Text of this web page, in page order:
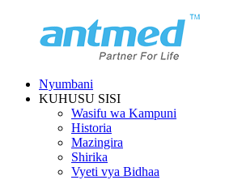
Nyumbani
KUHUSU SISI
Wasifu wa Kampuni
Historia
Mazingira
Shirika
Vyeti vya Bidhaa